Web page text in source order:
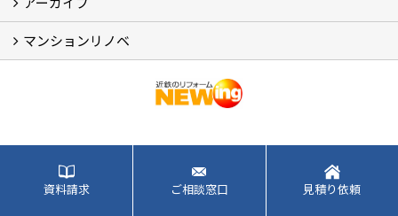
【アーカイブ】近鉄の健康コラム（全9回） (10)
【アーカイブ】住まいのお役立ち情報（全10回） (11)
マンションリノベ
事例集では、近鉄のリフォーム「NEWing」でリフォーム工事をし
て頂いたお客様のお住まいをご覧いただけます。耐震工事や断熱
工事、間取りの変更工事、キッチンや洗面所などの水回りの変
資料請求 ご相談窓口 見積り依頼